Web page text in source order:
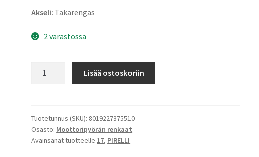
Akseli: Takarengas
2 varastossa
K452
200/65
R
Lisää ostoskoriin
Tuotetunnus (SKU): 8019227375510
Osasto: Moottoripyörän renkaat
Avainsanat tuotteelle 17, PIRELLI